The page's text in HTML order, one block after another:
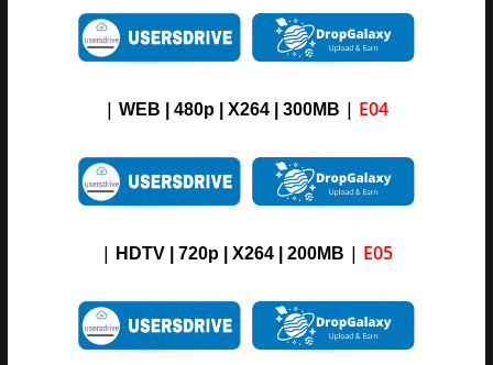
| WEB | 480p | X264 | 300MB | E04
| HDTV | 720p | X264 | 200MB | E05